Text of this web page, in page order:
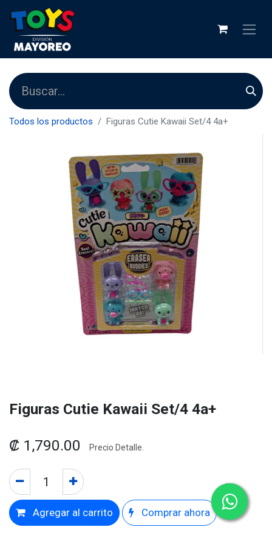
Todos los productos Figuras Cutie Kawaii Set/4 4a+
Figuras Cutie Kawaii Set/4 4a+
₡ 1,790.00 Precio Detalle.
Agregar al carrito Comprar ahora